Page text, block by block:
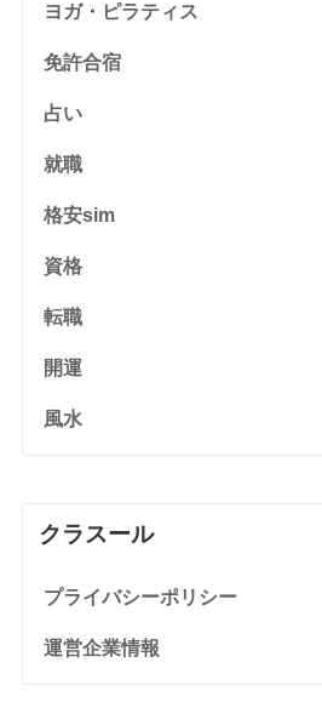
ヨガ・ピラティス
免許合宿
占い
就職
格安sim
資格
転職
開運
風水
クラスール
プライバシーポリシー
運営企業情報